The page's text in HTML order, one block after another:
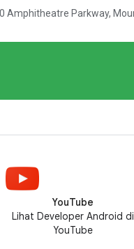
YouTube
Lihat Developer Android di
YouTube